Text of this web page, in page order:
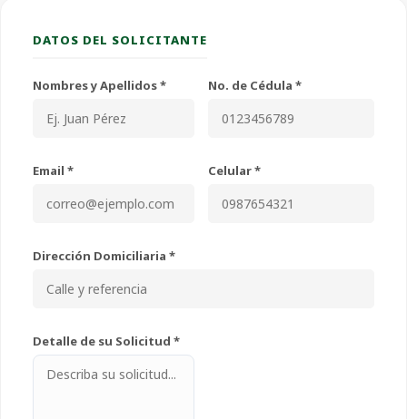
DATOS DEL SOLICITANTE
Nombres y Apellidos * No. de Cédula *
Email * Celular *
Dirección Domiciliaria *
Detalle de su Solicitud *